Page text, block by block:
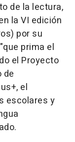
de la lectura,
la VI edición
por su
prima el
el Proyecto
de
el
escolares y